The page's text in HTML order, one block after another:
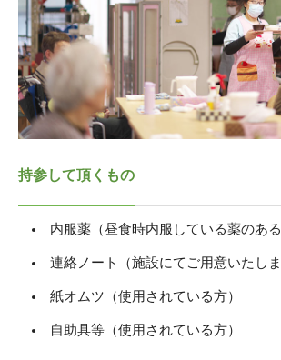
持参して頂くもの
内服薬（昼食時内服している薬のある
連絡ノート（施設にてご用意いたしま
紙オムツ（使用されている方）
自助具等（使用されている方）